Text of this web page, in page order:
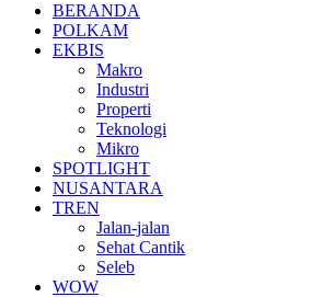
BERANDA
POLKAM
EKBIS
Makro
Industri
Properti
Teknologi
Mikro
SPOTLIGHT
NUSANTARA
TREN
Jalan-jalan
Sehat Cantik
Seleb
WOW